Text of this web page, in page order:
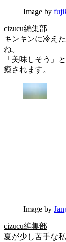
Image by
cizucu編集部
キンキンに冷え
ね。
「美味しそう」
癒されます。
Image by
cizucu編集部
夏が少し苦手な